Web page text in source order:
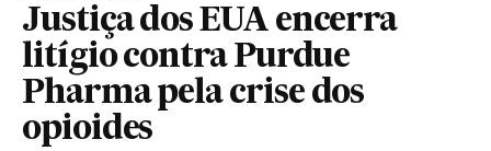
Justiça dos EUA encerra
litígio contra Purdue
Pharma pela crise dos
opioides